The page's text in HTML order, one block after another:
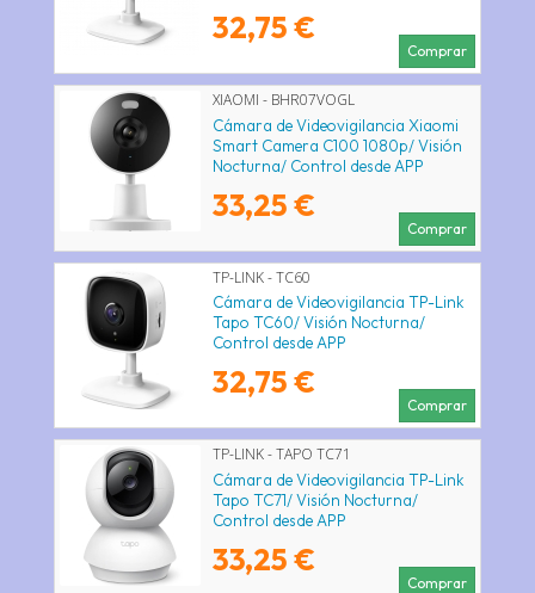
32,75 €
Comprar
XIAOMI - BHR07VOGL
Cámara de Videovigilancia Xiaomi
Smart Camera C100 1080p/ Visión
Nocturna/ Control desde APP
33,25 €
Comprar
TP-LINK - TC60
Cámara de Videovigilancia TP-Link
Tapo TC60/ Visión Nocturna/
Control desde APP
32,75 €
Comprar
TP-LINK - TAPO TC71
Cámara de Videovigilancia TP-Link
Tapo TC71/ Visión Nocturna/
Control desde APP
33,25 €
Comprar